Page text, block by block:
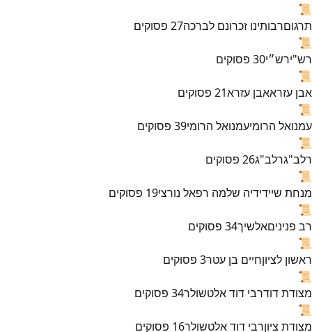
📜
תרגוםרבותינו זכרונם לברכה27 פסוקים
📜
רש"ירש״י30 פסוקים
📜
אבן עזראאבן עזרא21 פסוקים
📜
עמנואל הרומיעמנואל הרומי39 פסוקים
📜
רלב"גרלב"ג26 פסוקים
📜
מנחת שיידידיה שלמה רפאל נורצי19 פסוקים
📜
רב פניניםאלשיך34 פסוקים
📜
ראשון לציוןחיים בן עטר3 פסוקים
📜
מצודת דודרבי דוד אלטשולר34 פסוקים
📜
מצודת ציוןרבי דוד אלטשולר16 פסוקים